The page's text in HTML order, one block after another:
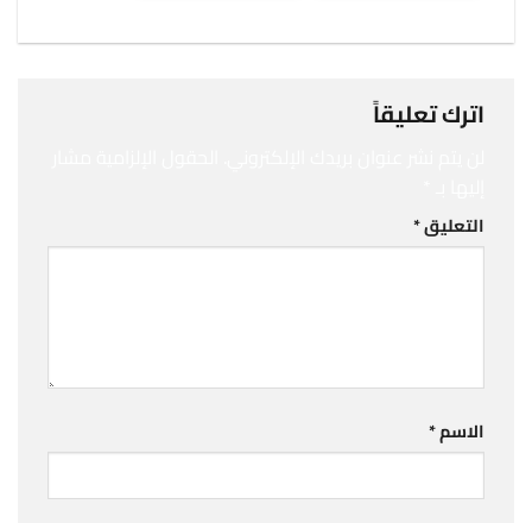
اترك تعليقاً
التعليق*
الاسم*